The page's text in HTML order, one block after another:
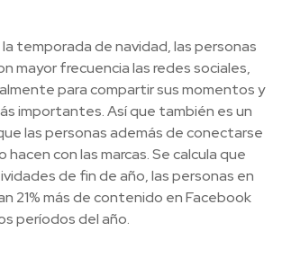
temporada de navidad, las personas
mayor frecuencia las redes sociales,
para compartir sus momentos y
importantes. Así que también es un
las personas además de conectarse
hacen con las marcas. Se calcula que
de fin de año, las personas en
21% más de contenido en Facebook
períodos del año.